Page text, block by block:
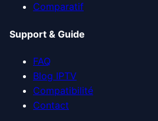
Comparatif
Support & Guide
FAQ
Blog IPTV
Compatibilité
Contact